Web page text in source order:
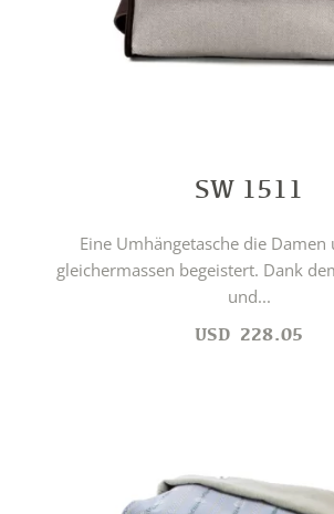
SW 1511
Eine Umhängetasche die Damen
gleichermassen begeistert. Dank
und...
USD 228.05